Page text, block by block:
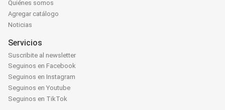
Quiénes somos
Agregar catálogo
Noticias
Servicios
Suscribite al newsletter
Seguinos en Facebook
Seguinos en Instagram
Seguinos en Youtube
Seguinos en TikTok